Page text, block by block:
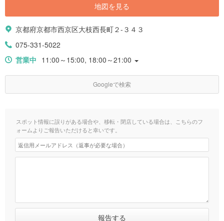
地図を見る
京都府京都市西京区大枝西長町２-３４３
075-331-5022
営業中 11:00～15:00, 18:00～21:00
Googleで検索
スポット情報に誤りがある場合や、移転・閉店している場合は、こちらのフ
ォームよりご報告いただけると幸いです。